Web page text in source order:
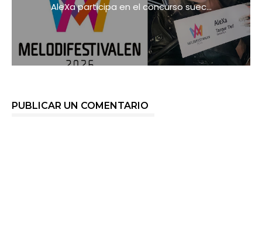
AleXa participa en el concurso suec...
PUBLICAR UN COMENTARIO